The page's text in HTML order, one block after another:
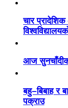
चार
आज
बहु–बिबाह र
पक्राउ